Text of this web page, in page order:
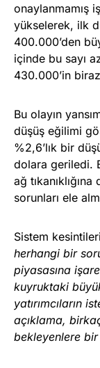
onaylanmamış
yükselerek, ilk
400.000’den
içinde bu sayı
430.000’in
Bu olayın
düşüş eğilimi
%2,6’lık bir
dolara geriledi.
ağ
sorunları ele
Sistem
herhangi bir
piyasasına
kuyruktaki
yatırımcıların
açıklama,
bekleyenlere